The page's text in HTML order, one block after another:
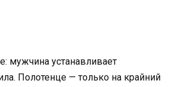
мужчина устанавливает
Полотенце — только на крайний